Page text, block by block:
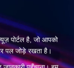
पोर्टल है, जो आपको
पल जोड़े रखता है।